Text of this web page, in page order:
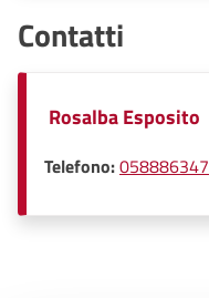
Contatti
Rosalba Esposito
Telefono:058886347